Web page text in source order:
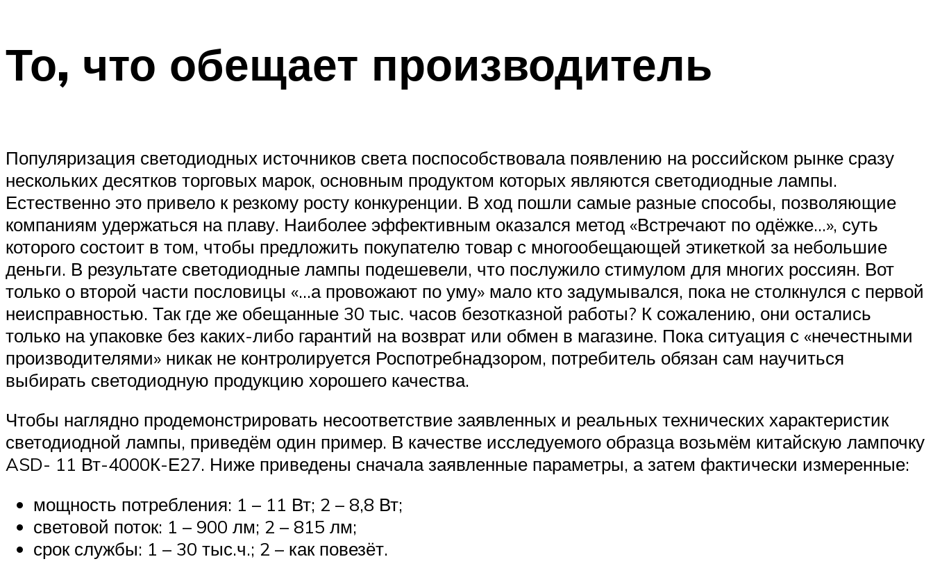
То, что обещает производитель
Популяризация светодиодных источников света поспособствовала появлению на российском рынке сразу
нескольких десятков торговых марок, основным продуктом которых являются светодиодные лампы.
Естественно это привело к резкому росту конкуренции. В ход пошли самые разные способы, позволяющие
компаниям удержаться на плаву. Наиболее эффективным оказался метод «Встречают по одёжке…», суть
которого состоит в том, чтобы предложить покупателю товар с многообещающей этикеткой за небольшие
деньги. В результате светодиодные лампы подешевели, что послужило стимулом для многих россиян. Вот
только о второй части пословицы «…а провожают по уму» мало кто задумывался, пока не столкнулся с первой
неисправностью. Так где же обещанные 30 тыс. часов безотказной работы? К сожалению, они остались
только на упаковке без каких-либо гарантий на возврат или обмен в магазине. Пока ситуация с «нечестными
производителями» никак не контролируется Роспотребнадзором, потребитель обязан сам научиться
выбирать светодиодную продукцию хорошего качества.
Чтобы наглядно продемонстрировать несоответствие заявленных и реальных технических характеристик
светодиодной лампы, приведём один пример. В качестве исследуемого образца возьмём китайскую лампочку
ASD- 11 Вт-4000К-Е27. Ниже приведены сначала заявленные параметры, а затем фактически измеренные:
мощность потребления: 1 – 11 Вт; 2 – 8,8 Вт;
световой поток: 1 – 900 лм; 2 – 815 лм;
срок службы: 1 – 30 тыс.ч.; 2 – как повезёт.